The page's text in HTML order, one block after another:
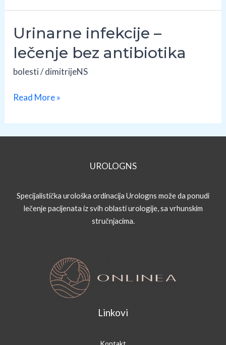
Urinarne infekcije –
lečenje bez antibiotika
bolesti/dimitrijeNS
Urinarne
–
lečenje
Read More »
UROLOGNS
Specijalistička urološka ordinacija Urologns može da ponudi
lečenje pacijenata iz svih oblasti urologije, sa vrhunskim
stručnjacima.
Linkovi
Kontakt